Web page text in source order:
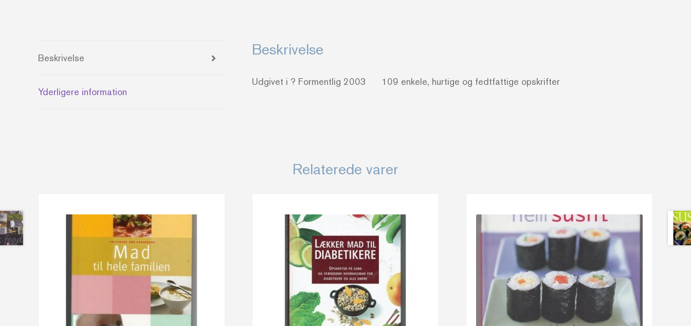
Beskrivelse
Yderligere information
Beskrivelse
Udgivet i ? Formentlig 2003 109 enkele, hurtige og fedtfattige opskrifter
Relaterede varer